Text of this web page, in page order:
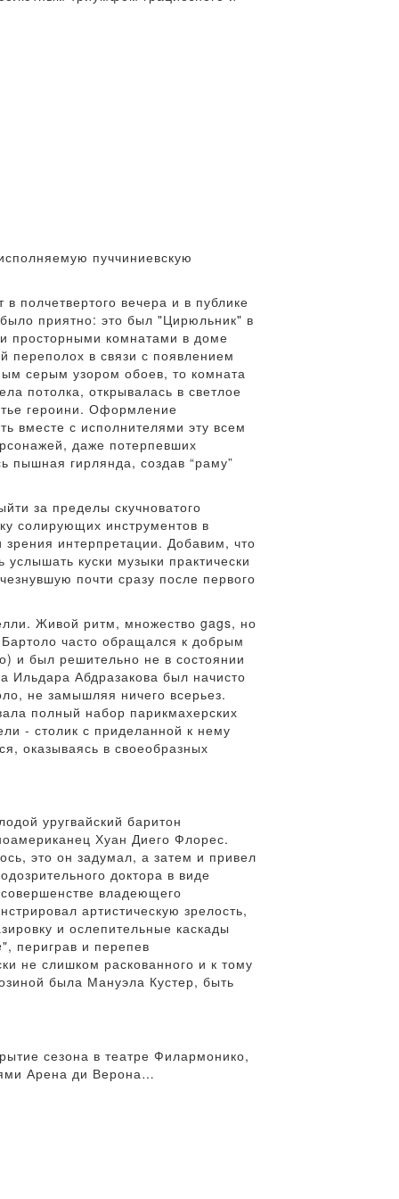
пуччиниевскую
полчетвертого вечера и в публике
приятно: это был "Цирюльник" в
просторными комнатами в доме
переполох в связи с появлением
серым узором обоев, то комната
потолка, открывалась в светлое
героини. Оформление
вместе с исполнителями эту всем
даже потерпевших
пышная гирлянда, создав “раму”
за пределы скучноватого
солирующих инструментов в
зрения интерпретации. Добавим, что
куски музыки практически
почти сразу после первого
Живой ритм, множество gags, но
часто обращался к добрым
и был решительно не в состоянии
Ильдара Абдразакова был начисто
не замышляя ничего всерьез.
полный набор парикмахерских
- столик с приделанной к нему
оказываясь в своеобразных
уругвайский баритон
Хуан Диего Флорес.
это он задумал, а затем и привел
доктора в виде
владеющего
артистическую зрелость,
и ослепительные каскады
периграв и перепев
не слишком раскованного и к тому
была Мануэла Кустер, быть
сезона в театре Филармонико,
Арена ди Верона…